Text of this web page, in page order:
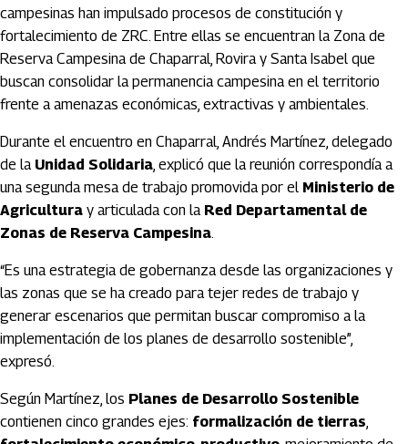
campesinas han impulsado procesos de constitución y
fortalecimiento de ZRC. Entre ellas se encuentran la Zona de
Reserva Campesina de Chaparral, Rovira y Santa Isabel que
buscan consolidar la permanencia campesina en el territorio
frente a amenazas económicas, extractivas y ambientales.
Durante el encuentro en Chaparral, Andrés Martínez, delegado
de la Unidad Solidaria, explicó que la reunión correspondía a
una segunda mesa de trabajo promovida por el Ministerio de
Agricultura y articulada con la Red Departamental de
Zonas de Reserva Campesina.
“Es una estrategia de gobernanza desde las organizaciones y
las zonas que se ha creado para tejer redes de trabajo y
generar escenarios que permitan buscar compromiso a la
implementación de los planes de desarrollo sostenible”,
expresó.
Según Martínez, los Planes de Desarrollo Sostenible
contienen cinco grandes ejes: formalización de tierras,